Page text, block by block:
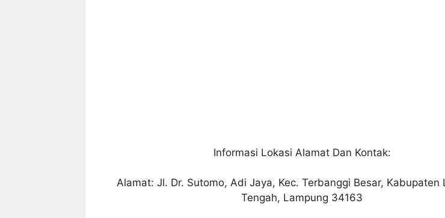
Informasi Lokasi Alamat Dan Kontak:
Alamat: Jl. Dr. Sutomo, Adi Jaya, Kec. Terbanggi Besar, Kabupaten
Tengah, Lampung 34163